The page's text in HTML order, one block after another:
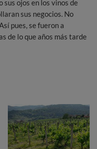
sus ojos en los vinos de
sus negocios. No
pues, se fueron a
de lo que años más tarde